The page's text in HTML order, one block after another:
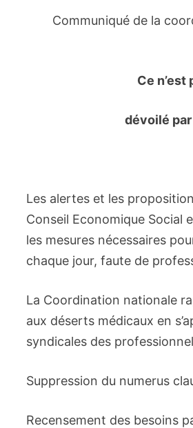
Communiqué de la
Ce
dévoilé
Les alertes et les
Conseil Economique Social
les mesures nécessaires
chaque jour, faute de
La Coordination nationale
aux déserts médicaux en
syndicales des
Suppression du numerus
Recensement des besoins